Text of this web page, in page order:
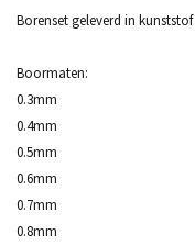
Borenset geleverd in
Boormaten:
0.3mm
0.4mm
0.5mm
0.6mm
0.7mm
0.8mm